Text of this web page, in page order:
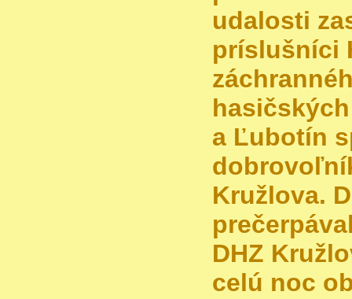
udalosti
príslušníci
a Ľubotín
Kružlova.
DHZ
celú noc